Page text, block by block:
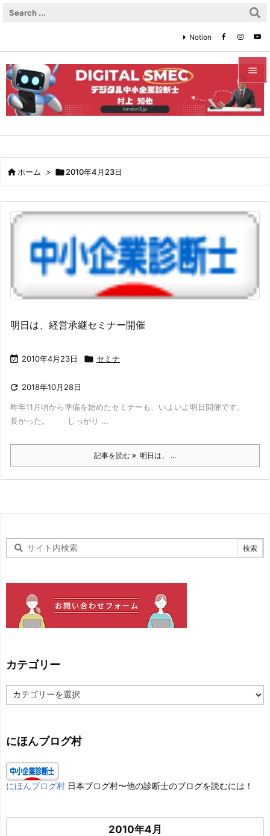


メニュ


次へ

Notion
ホーム > 2010年4月23日
明日は、経営承継セミナー開催
 2010年4月23日  セミナ
 2018年10月28日
昨年11月頃から準備を始めたセミナーも、いよいよ明日開催です。
長かった。 しっかり ...
記事を読む 明日は、 ...
カテゴリー
テ
ー
にほんブログ村
にほんブログ村 日本ブログ村〜他の診断士のブログを読むには！
2010年4月